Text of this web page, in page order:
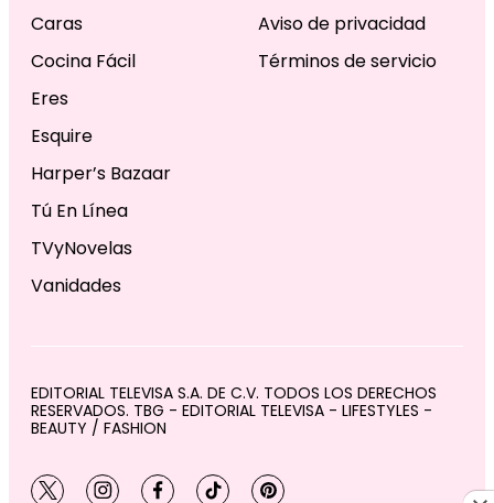
Caras
Cocina Fácil
Eres
Esquire
Harper’s Bazaar
Tú En Línea
TVyNovelas
Vanidades
Aviso de privacidad
Términos de servicio
EDITORIAL TELEVISA S.A. DE C.V. TODOS LOS DERECHOS
RESERVADOS. TBG - EDITORIAL TELEVISA - LIFESTYLES -
BEAUTY / FASHION